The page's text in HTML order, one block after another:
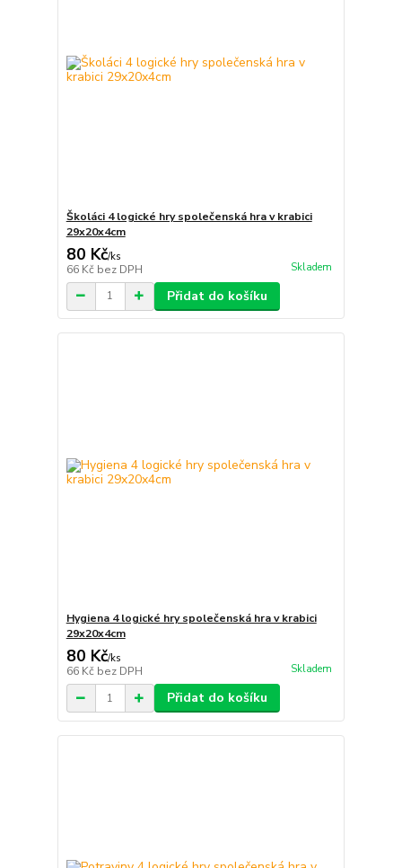
Školáci 4 logické hry společenská hra v krabici
29x20x4cm
80 Kč/ks
66 Kč bez DPH Skladem
Přidat do košíku
Hygiena 4 logické hry společenská hra v krabici
29x20x4cm
80 Kč/ks
66 Kč bez DPH Skladem
Přidat do košíku